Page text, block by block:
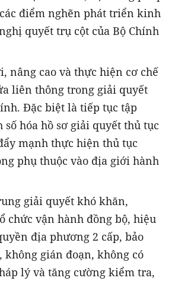
điểm nghẽn phát triển kinh
quyết trụ cột của Bộ Chính
nâng cao và thực hiện cơ chế
liên thông trong giải quyết
Đặc biệt là tiếp tục tập
hóa hồ sơ giải quyết thủ tục
mạnh thực hiện thủ tục
phụ thuộc vào địa giới hành
giải quyết khó khăn,
chức vận hành đồng bộ, hiệu
địa phương 2 cấp, bảo
không gián đoạn, không có
lý và tăng cường kiểm tra,